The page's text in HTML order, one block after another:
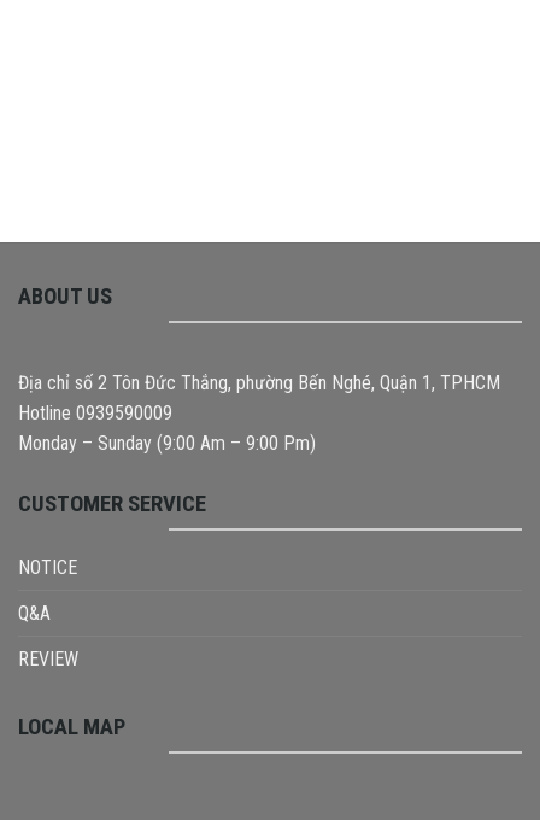
ABOUT US
Địa chỉ số 2 Tôn Đức Thắng, phường Bến Nghé, Quận 1, TPHCM
Hotline 0939590009
Monday – Sunday (9:00 Am – 9:00 Pm)
CUSTOMER SERVICE
NOTICE
Q&A
REVIEW
LOCAL MAP